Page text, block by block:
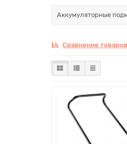
Аккумуляторные
Сравнение